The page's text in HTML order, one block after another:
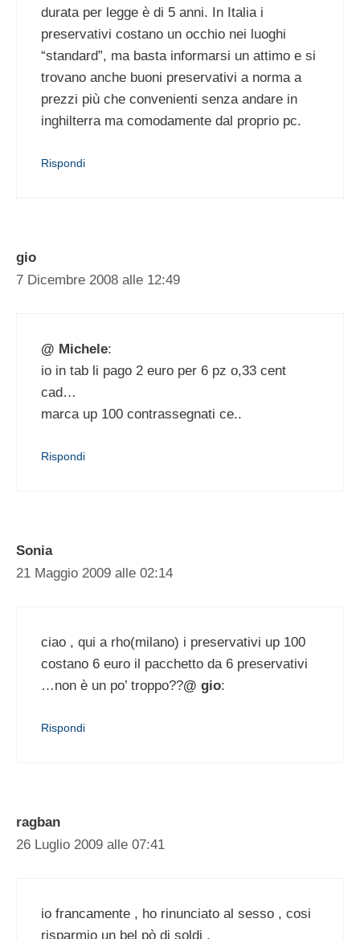
durata per legge è di 5 anni. In Italia i
preservativi costano un occhio nei luoghi
“standard”, ma basta informarsi un attimo e si
trovano anche buoni preservativi a norma a
prezzi più che convenienti senza andare in
inghilterra ma comodamente dal proprio pc.
Rispondi
gio
7 Dicembre 2008 alle 12:49
@ Michele:
io in tab li pago 2 euro per 6 pz o,33 cent
cad…
marca up 100 contrassegnati ce..
Rispondi
Sonia
21 Maggio 2009 alle 02:14
ciao , qui a rho(milano) i preservativi up 100
costano 6 euro il pacchetto da 6 preservativi
…non è un po’ troppo??@ gio:
Rispondi
ragban
26 Luglio 2009 alle 07:41
io francamente , ho rinunciato al sesso , cosi
risparmio un bel pò di soldi ,